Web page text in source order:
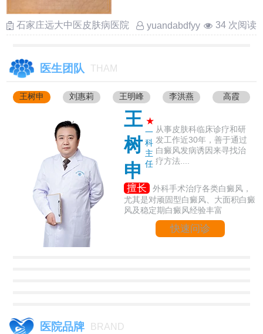
石家庄远大中医皮肤病医院 yuandabdfyy 34 次阅读
医生团队 THAM
王树申 刘惠莉 王明峰 李洪燕 高霞
王
树
申
★
一
科
主
任
从事皮肤科临床诊疗和研
发工作近30年，善于通过
白癜风发病诱因来寻找治
疗方法....
擅长
外科手术治疗各类白癜风，
尤其是对顽固型白癜风、大面积白癜
风及稳定期白癜风经验丰富
快速问诊
医院品牌 BRAND